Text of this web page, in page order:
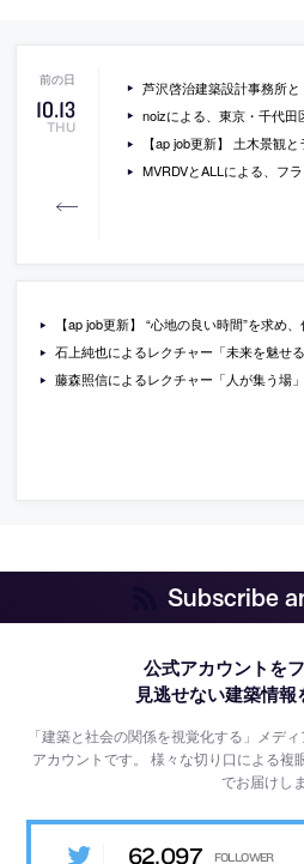
10.13
THU
芦沢啓治建築設計事務所とトラフ建築設計事務所による「大阪北港マリーナ『PARK HULL』」。湾岸のカフェやホテルのある施設
noizによる、東京・千代田区の「OPEN HUB Park」。事務所内のオープンスペース。柔軟な発想を促す事業創造の場
【ap job更新】 土木景観とランドスケープを中心に、構想から詳細設計ま
MVRDVとALLによる、フランス・レンヌの集合住宅。中心部から郊外に移り変わる場に計画。都市の成長に伴う住宅
【ap job更新】 “心地の良い時間”を求め、住宅を設計施工で手掛ける「前田工務店」が、設計
石上純也によるレクチャー「未来を魅せる」の動画。
藤森照信によるレクチャー「人が集う場」の動画。2021
Subscribe
公式アカウントを
見逃せない建築情報
「建築と社会の関係を視覚化する」メデ
アカウントです。様々な切り口による複
でお届けしま
62,097